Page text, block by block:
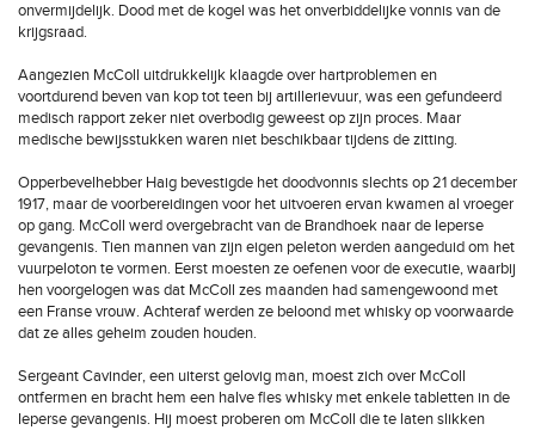
onvermijdelijk. Dood met de kogel was het onverbiddelijke vonnis van de
krijgsraad.
Aangezien McColl uitdrukkelijk klaagde over hartproblemen en
voortdurend beven van kop tot teen bij artillerievuur, was een gefundeerd
medisch rapport zeker niet overbodig geweest op zijn proces. Maar
medische bewijsstukken waren niet beschikbaar tijdens de zitting.
Opperbevelhebber Haig bevestigde het doodvonnis slechts op 21 december
1917, maar de voorbereidingen voor het uitvoeren ervan kwamen al vroeger
op gang. McColl werd overgebracht van de Brandhoek naar de Ieperse
gevangenis. Tien mannen van zijn eigen peleton werden aangeduid om het
vuurpeloton te vormen. Eerst moesten ze oefenen voor de executie, waarbij
hen voorgelogen was dat McColl zes maanden had samengewoond met
een Franse vrouw. Achteraf werden ze beloond met whisky op voorwaarde
dat ze alles geheim zouden houden.
Sergeant Cavinder, een uiterst gelovig man, moest zich over McColl
ontfermen en bracht hem een halve fles whisky met enkele tabletten in de
Ieperse gevangenis. Hij moest proberen om McColl die te laten slikken